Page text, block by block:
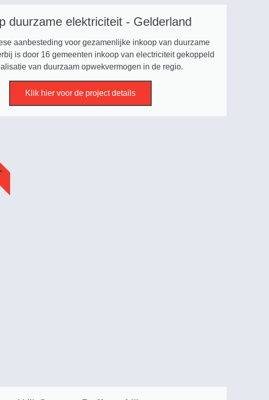
duurzame elektriciteit - Gelderland
aanbesteding voor gezamenlijke inkoop van duurzame
is door 16 gemeenten inkoop van electriciteit gekoppeld
van duurzaam opwekvermogen in de regio.
Klik hier voor de project details